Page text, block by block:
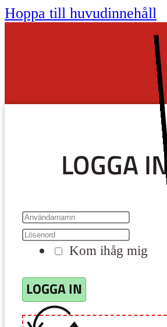
Hoppa till huvudinnehåll
LOGGA
Kom ihåg mig
LOGGA IN